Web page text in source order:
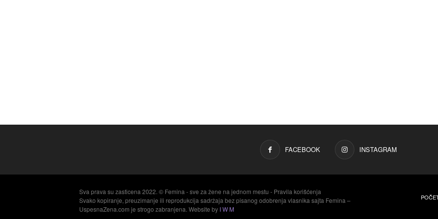
FACEBOOK INSTAGRAM
Sva prava su zasticena 2022. © Femina - sve za žene na jednom mestu - Pravila korišćenja
Svako kopiranje, preuzimanje ili reprodukcija sadržaja bez pisanog odobrenja vlasnika sajta Femina –
UspesnaZena.com je strogo zabranjena. Website by I W M